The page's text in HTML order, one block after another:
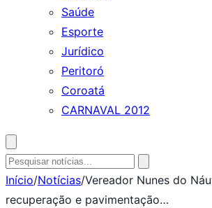
Saúde
Esporte
Jurídico
Peritoró
Coroatá
CARNAVAL 2012
busca
Pesquisar
por:
Início/Notícias/Vereador Nunes do
recuperação e pavimentação…